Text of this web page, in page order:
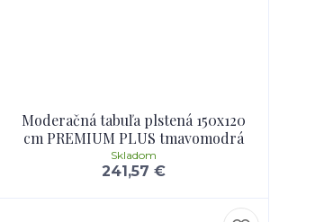
Moderačná tabuľa plstená 150x120
cm PREMIUM PLUS tmavomodrá
241,57 €
Skladom